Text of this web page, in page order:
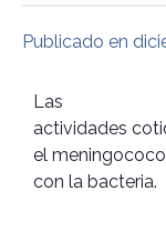
Publicado en
Las
actividades
el
con la bacteria.